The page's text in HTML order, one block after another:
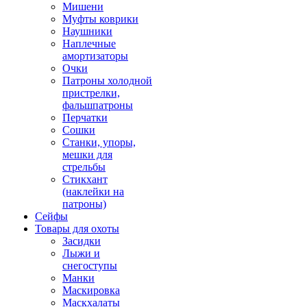
Мишени
Муфты коврики
Наушники
Наплечные
амортизаторы
Очки
Патроны холодной
пристрелки,
фальшпатроны
Перчатки
Сошки
Станки, упоры,
мешки для
стрельбы
Стикхант
(наклейки на
патроны)
Сейфы
Товары для охоты
Засидки
Лыжи и
снегоступы
Манки
Маскировка
Маскхалаты